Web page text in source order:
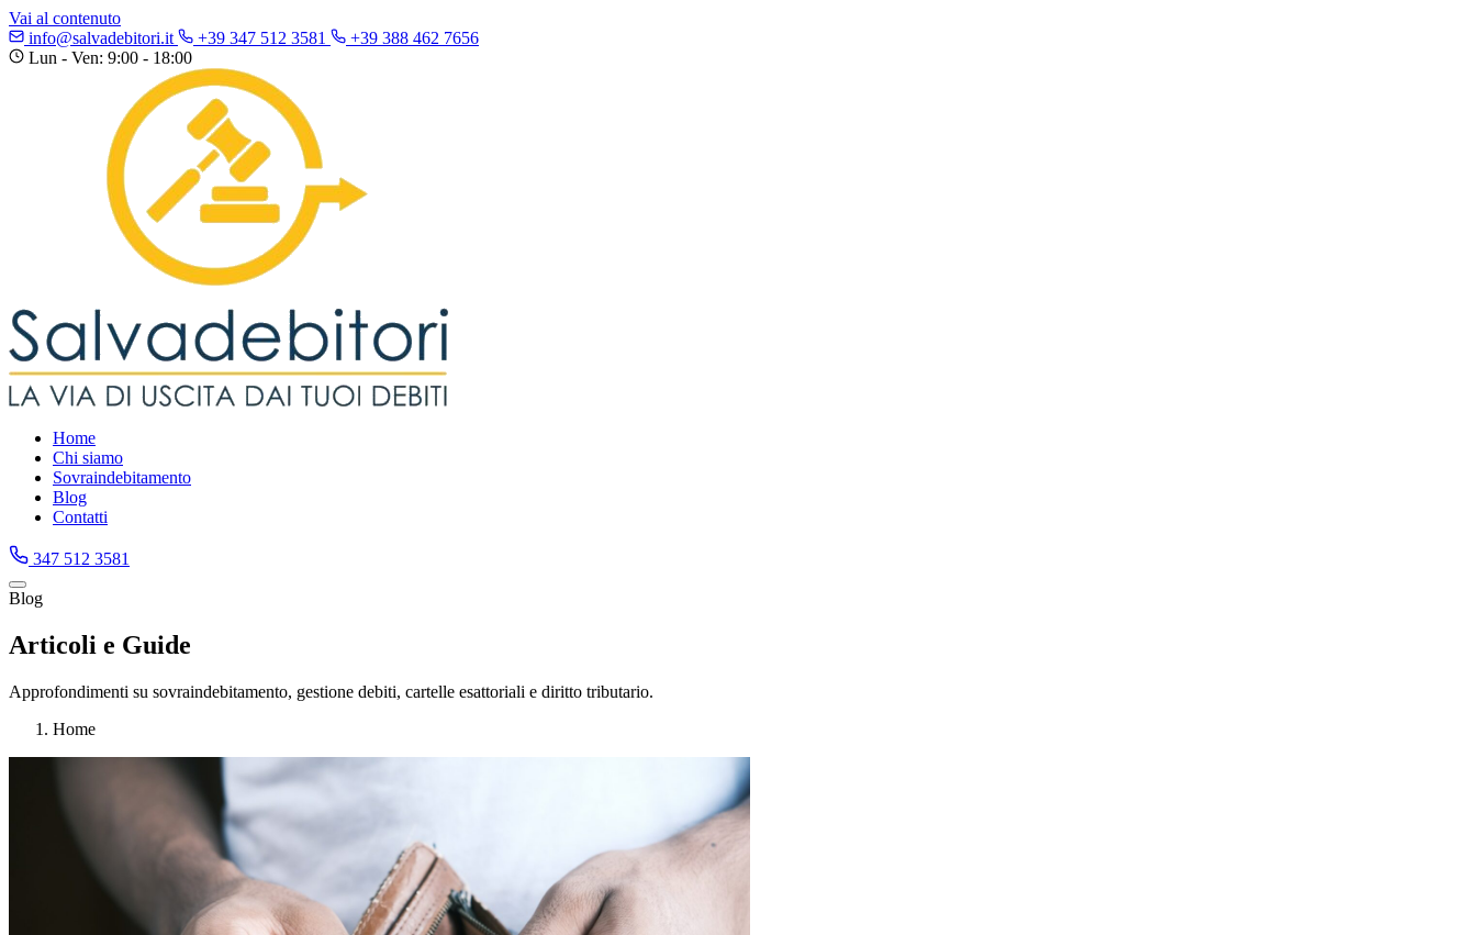
Vai al contenuto
info@salvadebitori.it
+39 347 512 3581
+39 388 462 7656
Lun - Ven: 9:00 - 18:00
Home
Chi siamo
Sovraindebitamento
Blog
Contatti
347 512 3581
Blog
Articoli e Guide
Approfondimenti su sovraindebitamento, gestione debiti, cartelle esattoriali e diritto tributario.
Home